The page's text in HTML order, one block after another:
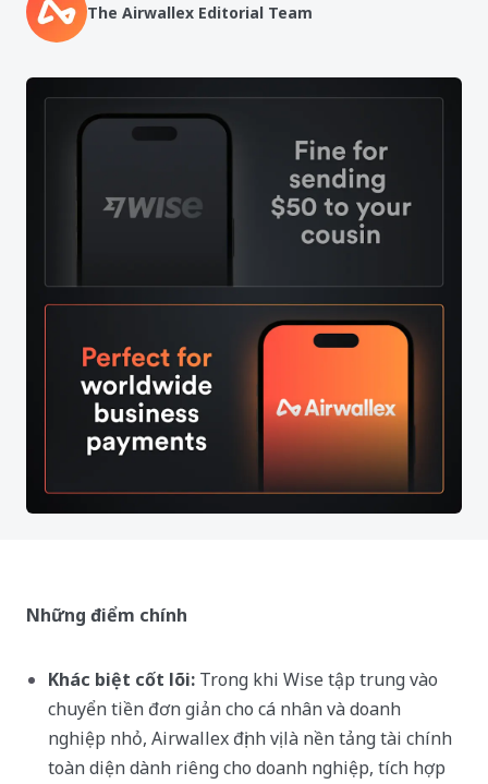
The Airwallex Editorial Team
Những điểm chính
Khác biệt cốt lõi: Trong khi Wise tập trung vào
chuyển tiền đơn giản cho cá nhân và doanh
nghiệp nhỏ, Airwallex định vị là nền tảng tài chính
toàn diện dành riêng cho doanh nghiệp, tích hợp